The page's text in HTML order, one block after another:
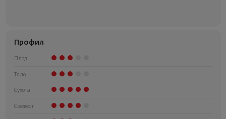
Профил
Плод
Тяло
Сухота
Свежест